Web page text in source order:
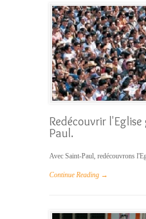
Redécouvrir
Paul.
Avec Saint-Paul, redécouvrons
Continue Reading →